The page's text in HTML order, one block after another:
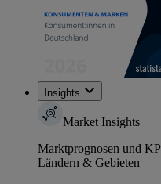
Insights
Market Insights
Marktprognosen und
Ländern & Gebieten